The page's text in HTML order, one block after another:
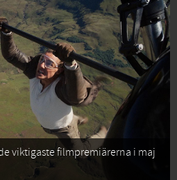
viktigaste filmpremiärerna i maj